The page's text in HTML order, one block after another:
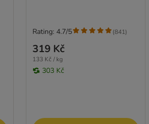
319 Kč
133 Kč / kg
303 Kč
Rating: 4.7/5 (841)